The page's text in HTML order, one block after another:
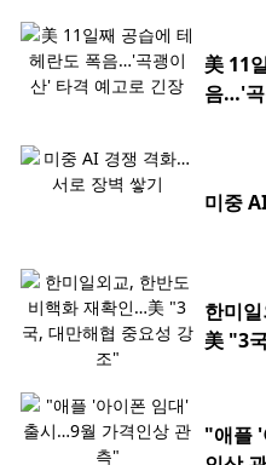
美 11
음…'곡
미중
한미
美 "3
"애플